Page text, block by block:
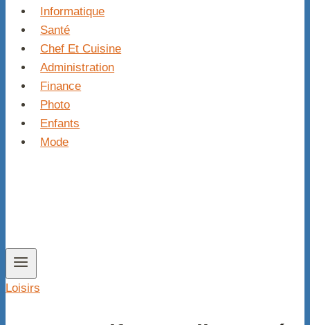
Informatique
Santé
Chef Et Cuisine
Administration
Finance
Photo
Enfants
Mode
Loisirs